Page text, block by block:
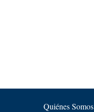
Quiénes Somos